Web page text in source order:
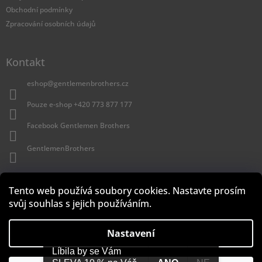
Tento web používá soubory cookies. Nastavte prosím
svůj souhlas s jejich používáním.
Nastavení
Obchodní podmínky
Zpracování osobních údajů
Kontakt
eshop@gentlemenbrothers.cz
Pouze e-shop +420 773 877 177
Facebook Gentlemen Brothers
GentlemenBrothers
Vyhledávání
Hledat
Líbila by se Vám